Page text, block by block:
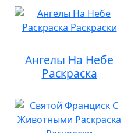
Ангелы На Небе
Раскраска